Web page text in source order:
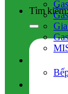
Tìm kiếm: